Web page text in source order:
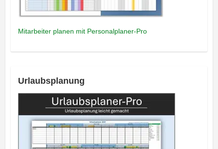
Mitarbeiter planen mit Personalplaner-Pro
Urlaubsplanung